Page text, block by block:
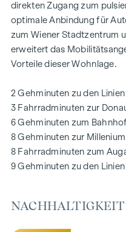
Eichenparkettböden
Stilvolle Markenfliesen
Außenliegender,
Klimaanlage im DG
Photovoltaikanlage am
Digitale
schwarzes Brett über
Smarte Hausverwaltungs-
HIGHLIGHTS
Gärten, Balkone,
direkten Zugang zum
optimale Anbindung für
zum Wiener Stadtzentrum
erweitert das
Vorteile dieser Wohnlage.
2 Gehminuten zu den Linien
3 Fahrradminuten zur
6 Gehminuten zum
8 Gehminuten zur
8 Fahrradminuten zum
9 Gehminuten zu den Linien
NACHHALTIGKEIT